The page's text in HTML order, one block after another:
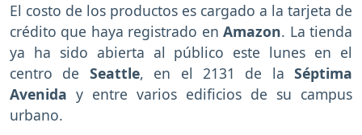
El costo de los productos es cargado a la tarjeta de
crédito que haya registrado enAmazon. La tienda
ya ha sido abierta al público este lunes en el
centro de Seattle, en el 2131 de la Séptima
Avenida y entre varios edificios de su campus
urbano.